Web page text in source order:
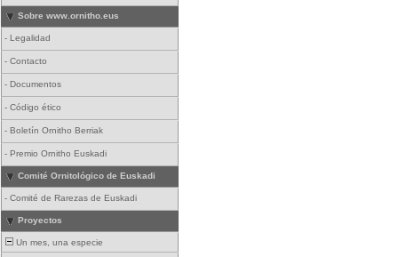
Sobre www.ornitho.eus
- Legalidad
- Contacto
- Documentos
- Código ético
- Boletín Ornitho Berriak
- Premio Ornitho Euskadi
Comité Ornitológico de Euskadi
- Comité de Rarezas de Euskadi
Proyectos
Un mes, una especie